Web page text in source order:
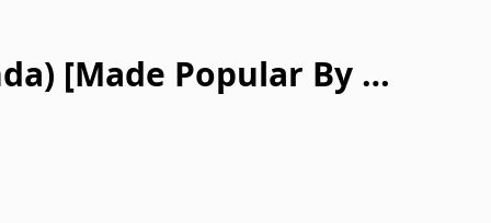
[Made Popular By Ba
[Karaoke Versi